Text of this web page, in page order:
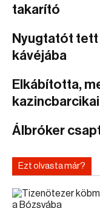
takarító
Nyugtatót tett
kávéjába
Elkábította,
Álbróker
Ezt olvasta már?